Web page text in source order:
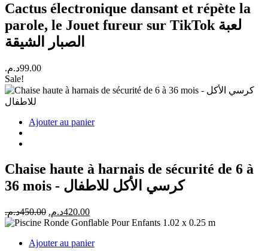
Cactus électronique dansant et répète la
parole, le Jouet fureur sur TikTok لعبة
الصبار الشيقة
99.00د.م.
Sale!
Ajouter au panier
Chaise haute à harnais de sécurité de 6 à
36 mois - كرسي الأكل للاطفال
450.00د.م.
Le
prix
était :
420.00د.م.
Le
prix
est :
Ajouter au panier